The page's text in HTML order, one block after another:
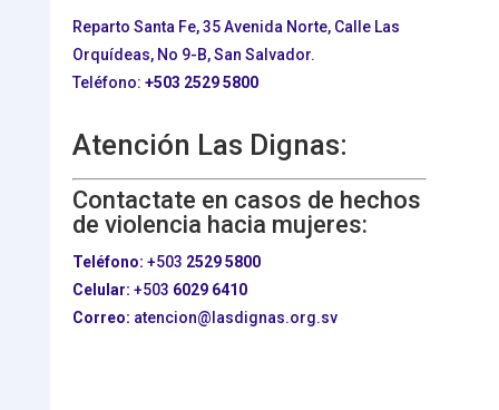
Reparto Santa Fe, 35 Avenida Norte, Calle Las
Orquídeas, No 9-B, San Salvador.
Teléfono: +503 2529 5800
Atención Las Dignas:
Contactate en casos de hechos
de violencia hacia mujeres:
Teléfono: +503 2529 5800
Celular: +503 6029 6410
Correo: atencion@lasdignas.org.sv